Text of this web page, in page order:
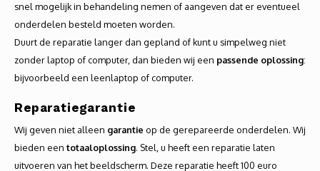
snel mogelijk in behandeling nemen of aangeven dat er eventueel
onderdelen besteld moeten worden.
Duurt de reparatie langer dan gepland of kunt u simpelweg niet
zonder laptop of computer, dan bieden wij een passende oplossing:
bijvoorbeeld een leenlaptop of computer.
Reparatiegarantie
Wij geven niet alleen garantie op de gerepareerde onderdelen. Wij
bieden een totaaloplossing. Stel, u heeft een reparatie laten
uitvoeren van het beeldscherm. Deze reparatie heeft 100 euro